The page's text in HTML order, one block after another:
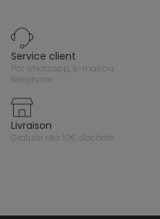
service client
par whatsapp, e-mail ou
téléphone
livraison
gratuite dès 10€ d'achats